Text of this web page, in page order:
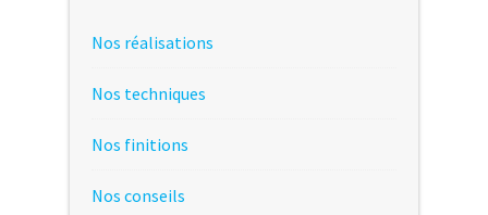
Nos réalisations
Nos techniques
Nos finitions
Nos conseils